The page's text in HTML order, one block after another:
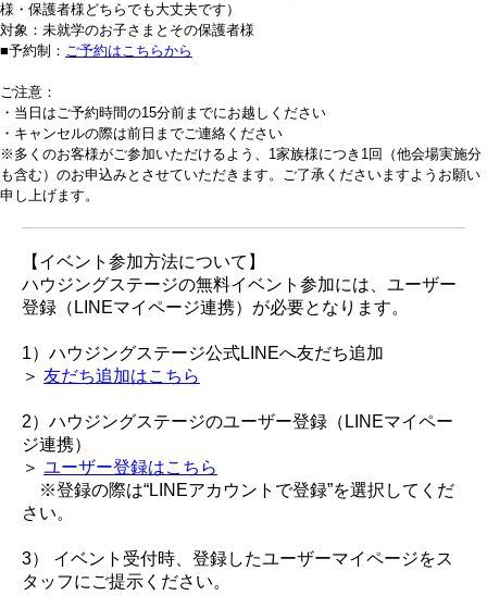
様・保護者様どちらでも大丈夫です）
対象：未就学のお子さまとその保護者様
■予約制： ご予約はこちらから
ご注意：
・当日はご予約時間の15分前までにお越しください
・キャンセルの際は前日までご連絡ください
※多くのお客様がご参加いただけるよう、1家族様につき1回（他会場実施分
も含む）のお申込みとさせていただきます。ご了承くださいますようお願い
申し上げます。
【イベント参加方法について】
ハウジングステージの無料イベント参加には、ユーザー
登録（LINEマイページ連携）が必要となります。
1）ハウジングステージ公式LINEへ友だち追加
＞ 友だち追加はこちら
2）ハウジングステージのユーザー登録（LINEマイペー
ジ連携）
＞ ユーザー登録はこちら
※登録の際は“LINEアカウントで登録”を選択してくだ
さい。
3） イベント受付時、登録したユーザーマイページをス
タッフにご提示ください。